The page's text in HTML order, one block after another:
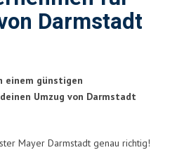
Darmstadt
einem günstigen
Umzug von Darmstadt
Mayer Darmstadt genau richtig!